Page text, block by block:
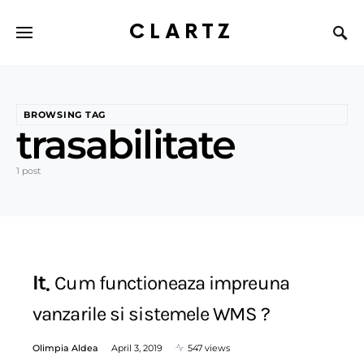
CLARTZ
BROWSING TAG
trasabilitate
1 post
It Cum functioneaza impreuna
vanzarile si sistemele WMS ?
Olimpia Aldea April 3, 2019 547 views